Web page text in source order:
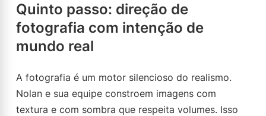
Quinto passo: direção de
fotografia com intenção de
mundo real
A fotografia é um motor silencioso do realismo.
Nolan e sua equipe constroem imagens com
textura e com sombra que respeita volumes. Isso